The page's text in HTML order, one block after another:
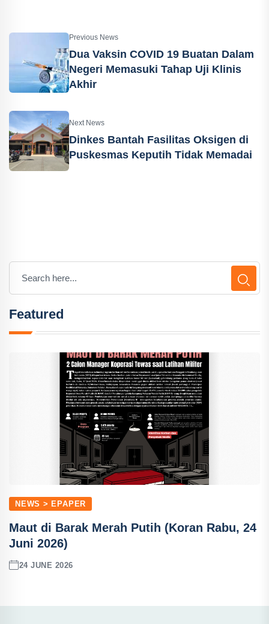
Previous News
Dua Vaksin COVID 19 Buatan Dalam
Negeri Memasuki Tahap Uji Klinis
Akhir
Next News
Dinkes Bantah Fasilitas Oksigen di
Puskesmas Keputih Tidak Memadai
Featured
NEWS > EPAPER
Maut di Barak Merah Putih (Koran Rabu, 24
Juni 2026)
24 JUNE 2026